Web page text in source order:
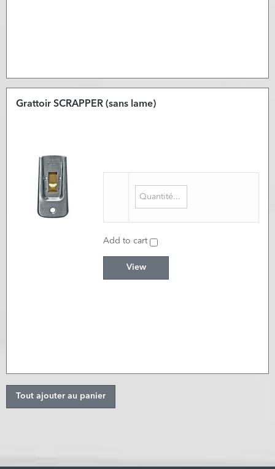
Grattoir SCRAPPER (sans lame)
Add to cart
View
Tout ajouter au panier